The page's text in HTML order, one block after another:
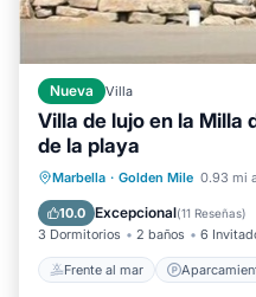
Nueva Villa
Villa de lujo en la Milla
de la playa
Marbella · Golden Mile 0.93 mi
10.0 Excepcional(11 Reseñas)
3 Dormitorios 2 baños 6
Frente al mar
Frente al mar
Vista al mar